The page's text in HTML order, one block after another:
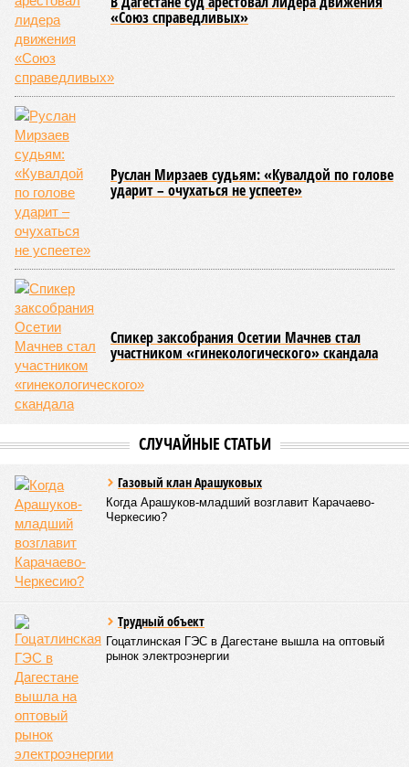
до 2 тысяч человек.
В то же время в Дальневосточном и Уральском
федеральных округах ведомство зафиксировало снижение
макрорегионов.
Ранее сообщалось, что по итогам 2025 года Кабардино-
Балкарская Республика относилась к числу наиболее
благополучных субъектов Федерации: там на 10 тысяч
жителей приходилось в среднем 69,2 преступления, и с
таким показателем регион входил в пятёрку субъектов РФ
с самой низкой преступностью. Нынешний же трёхкратный
всплеск подростковой криминальной активности на этом
фоне выглядит особенно тревожно.
Отредактировано:23.07.2026 14:35
КОММЕНТАРИИ
Версия //Общество //В Дагестане после ливней 18 сёл остаются без
транспортного сообщения
транспортного сообщения
Отрезанные от большой земли
В Дагестане после ливней 18 сёл остаются без транспортного сообщения
(фото: Министерство транспорта и дорожного хозяйства Республики